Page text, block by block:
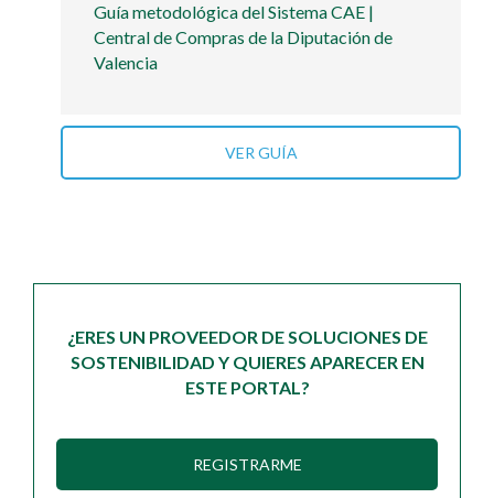
Guía metodológica del Sistema CAE |
Central de Compras de la Diputación de
Valencia
VER GUÍA
¿ERES UN PROVEEDOR DE SOLUCIONES DE
SOSTENIBILIDAD Y QUIERES APARECER EN
ESTE PORTAL?
REGISTRARME